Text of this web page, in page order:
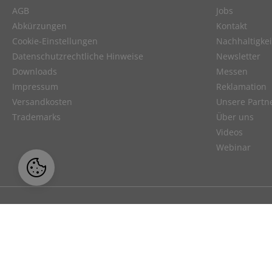
AGB
Abkürzungen
Cookie-Einstellungen
Datenschutzrechtliche Hinweise
Downloads
Impressum
Versandkosten
Trademarks
Jobs
Kontakt
Newsletter
Messen
Reklamation
Unsere
Über uns
Videos
Webinar